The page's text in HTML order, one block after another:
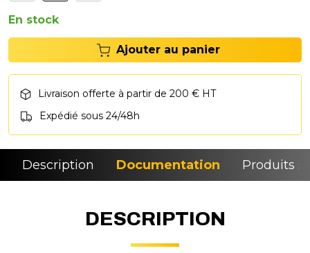
En stock
Ajouter au panier
Livraison offerte à partir de 200 € HT
Expédié sous 24/48h
Description Documentation Produits
DESCRIPTION